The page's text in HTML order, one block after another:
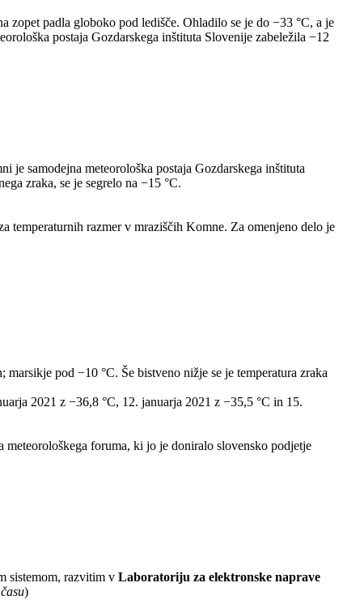
padla globoko pod ledišče. Ohladilo se je do −33 °C, a je
postaja Gozdarskega inštituta Slovenije zabeležila −12
je samodejna meteorološka postaja Gozdarskega inštituta
zraka, se je segrelo na −15 °C.
temperaturnih razmer v mraziščih Komne. Za omenjeno delo je
pod −10 °C. Še bistveno nižje se je temperatura zraka
2021 z −36,8 °C, 12. januarja 2021 z −35,5 °C in 15.
foruma, ki jo je doniralo slovensko podjetje
sistemom, razvitim v Laboratoriju za elektronske naprave
)